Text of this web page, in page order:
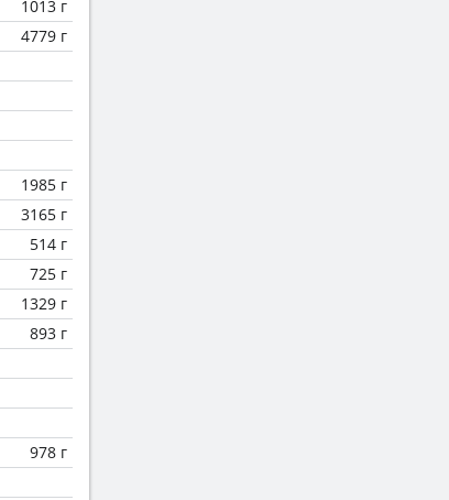
1013 г
4779 г
1985 г
3165 г
514 г
725 г
1329 г
893 г
978 г